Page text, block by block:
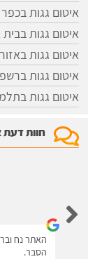
איטום גגות
איטום גגות
איטום גגות באזור
איטום גגות
איטום גגות
חוות דעת
האתר נח
הסבר.